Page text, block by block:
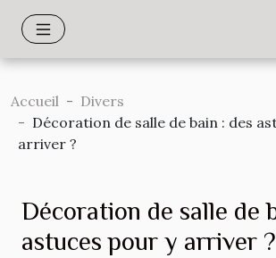
Accueil
Divers
Décoration de salle de bain : des
arriver ?
Décoration de salle de
astuces pour y arriver ?